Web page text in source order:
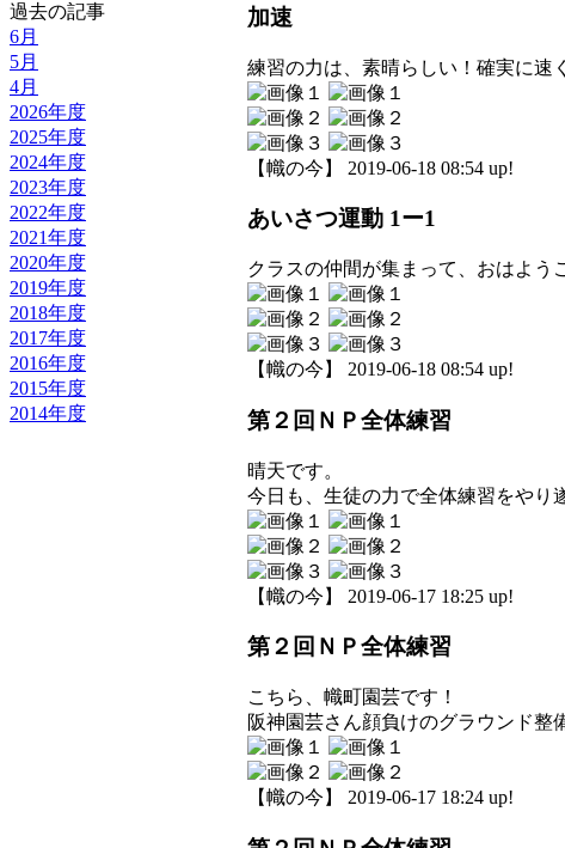
過去の記事
6月
5月
4月
2026年度
2025年度
2024年度
2023年度
2022年度
2021年度
2020年度
2019年度
2018年度
2017年度
2016年度
2015年度
2014年度
加速
練習の力は、素晴らしい！確実に速
【幟の今】 2019-06-18 08:54 up!
あいさつ運動 1ー1
クラスの仲間が集まって、おはよう
【幟の今】 2019-06-18 08:54 up!
第２回ＮＰ全体練習
晴天です。
今日も、生徒の力で全体練習をやり
【幟の今】 2019-06-17 18:25 up!
第２回ＮＰ全体練習
こちら、幟町園芸です！
阪神園芸さん顔負けのグラウンド整
【幟の今】 2019-06-17 18:24 up!